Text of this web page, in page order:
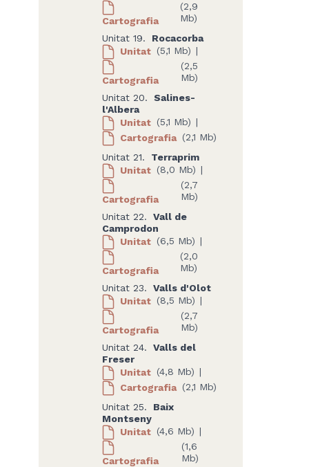
Cartografia
(2,9
Mb)
Unitat 19.
Rocacorba
Unitat (5,1 Mb) |
Cartografia
(2,5
Mb)
Unitat 20.
Salines-
l'Albera
Unitat (5,1 Mb) |
Cartografia (2,1 Mb)
Unitat 21.
Terraprim
Unitat (8,0 Mb) |
Cartografia
(2,7
Mb)
Unitat 22.
Vall de
Camprodon
Unitat (6,5 Mb) |
Cartografia
(2,0
Mb)
Unitat 23.
Valls d'Olot
Unitat (8,5 Mb) |
Cartografia
(2,7
Mb)
Unitat 24.
Valls del
Freser
Unitat (4,8 Mb) |
Cartografia (2,1 Mb)
Unitat 25.
Baix
Montseny
Unitat (4,6 Mb) |
Cartografia
(1,6
Mb)